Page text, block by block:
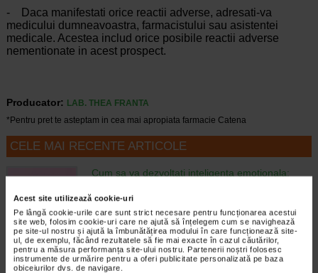
Acest site utilizează cookie-uri
Pe lângă cookie-urile care sunt strict necesare pentru funcționarea acestui
site web, folosim cookie-uri care ne ajută să înțelegem cum se navighează
pe site-ul nostru și ajută la îmbunătățirea modului în care funcționează site-
ul, de exemplu, făcând rezultatele să fie mai exacte în cazul căutărilor,
pentru a măsura performanța site-ului nostru. Partenerii noștri folosesc
instrumente de urmărire pentru a oferi publicitate personalizată pe baza
obiceiurilor dvs. de navigare.
- Daca manifestati orice reactii adverse, adresati-va
medicului dumneavoastra, farmacistului sau asistentei
medicale. Acestea includ orice posibile reactii adverse
nementionate in acest prospect.
Producator:
LAB. THEA FRANTA
*Pentru pret te asteptam in cea mai apropiata farmacie Catena
CELE MAI RECENTE ARTICOLE
Cum sa va dezvoltati inteligenta emotionala:
Boli neurologice si psihice
Inteligenta emotionala (EQ) se refera la
capacitatea de a identifica si gestiona
propriile emotii, precum si emotiile celorlalti.
In general, se spune ca inteligenta
emotionala cuprinde cateva abilitati:…